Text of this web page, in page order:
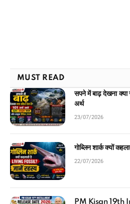
MUST READ
सपने में बाढ़ देखना
अर्थ
23/07/2026
गोब्लिन शार्क क्यों
22/07/2026
PM Kisan 19th